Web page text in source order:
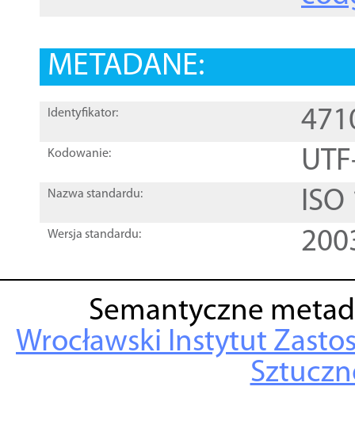
METADANE:
Identyfikator:
Kodowanie:
Nazwa standardu:
Wersja standardu:
Semantyczne
Wrocławski Instytut